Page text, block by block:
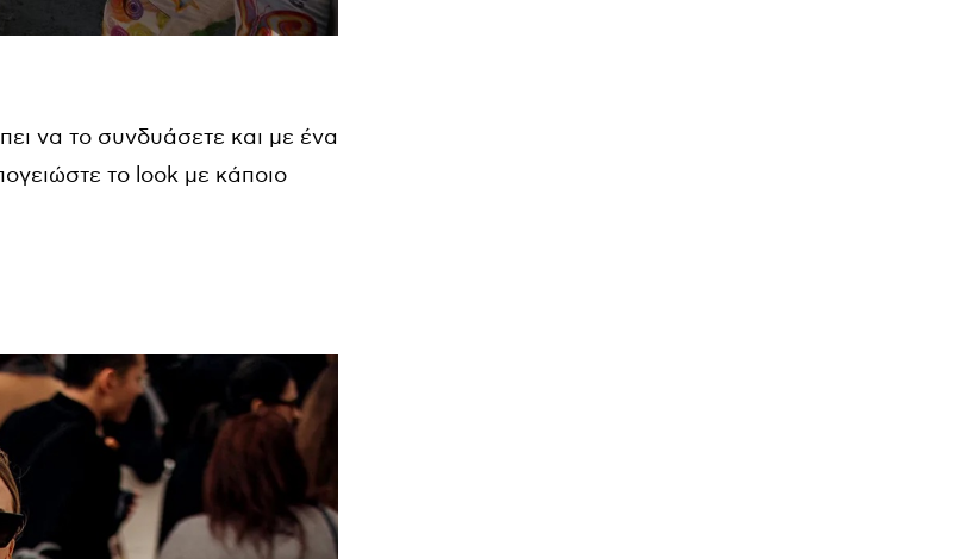
να το συνδυάσετε και με ένα
το look με κάποιο